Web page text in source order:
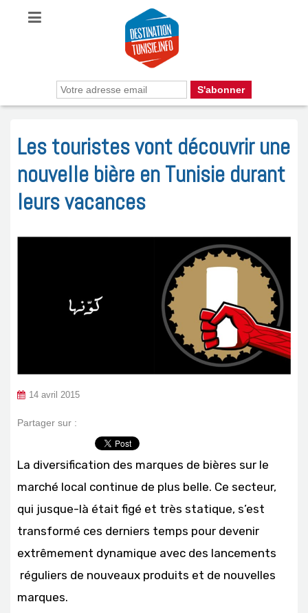
Les touristes vont découvrir une
nouvelle bière en Tunisie durant
leurs vacances
14 avril 2015
Partager sur :
La diversification des marques de bières sur le
marché local continue de plus belle. Ce secteur,
qui jusque-là était figé et très statique, s’est
transformé ces derniers temps pour devenir
extrêmement dynamique avec des lancements
réguliers de nouveaux produits et de nouvelles
marques.